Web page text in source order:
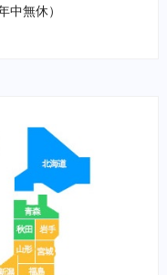
無休）